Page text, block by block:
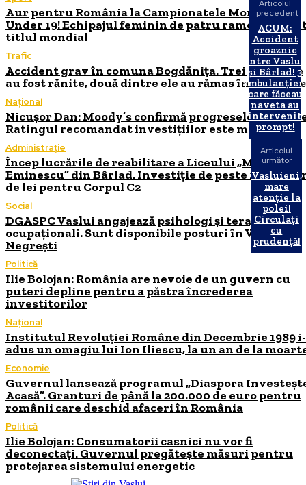
Aur pentru România la Campionatele Mondiale
Under 19! Echipajul feminin de patru rame a
titlul mondial
Trafic
Accident grav în comuna Bogdănița. Trei persoane
au fost rănite, două dintre ele au rămas încarcerate
Național
Nicușor Dan: Moody’s confirmă progresele
Ratingul recomandat investițiilor este menținut
Administrație
Încep lucrările de reabilitare a Liceului „Mihai
Eminescu” din Bârlad. Investiție de peste 18
de lei pentru Corpul C2
Social
DGASPC Vaslui angajează psihologi și terapeuți
ocupaționali. Sunt disponibile posturi în Vaslui și
Negrești
Politică
Ilie Bolojan: România are nevoie de un guvern cu
puteri depline pentru a păstra încrederea
investitorilor
Național
Institutul Revoluției Române din Decembrie 1989
adus un omagiu lui Ion Iliescu, la un an de la
Economie
Guvernul lansează programul „Diaspora
Acasă”. Granturi de până la 200.000 de euro pentru
românii care deschid afaceri în România
Politică
Ilie Bolojan: Consumatorii casnici nu vor fi
deconectați. Guvernul pregătește măsuri pentru
protejarea sistemului energetic
Articolul
precedent
ACUM:
Accident
groaznic
între Vaslui
și Bârlad! 3
care făceau
naveta au
intervenit
prompt!
Articolul
următor
Vasluieni,
mare
atenție la
polei!
Circulați
cu
prudență!